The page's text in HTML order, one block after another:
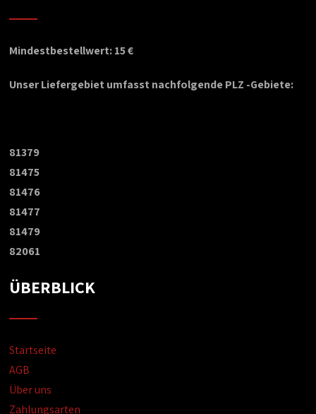
Mindestbestellwert: 15 €
Unser Liefergebiet umfasst nachfolgende PLZ -Gebiete:
81379
81475
81476
81477
81479
82061
ÜBERBLICK
Startseite
AGB
Über uns
Zahlungsarten